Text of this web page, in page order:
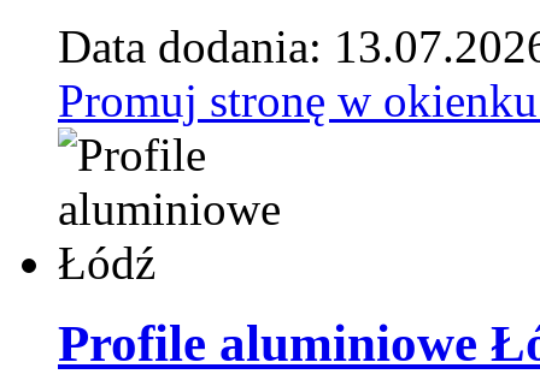
Data dodania:
Promuj stronę w
Profile aluminiowe